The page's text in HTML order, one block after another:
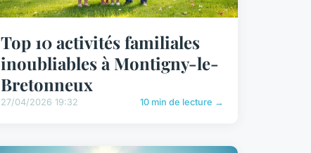
Top 10 activités familiales
inoubliables à Montigny-le-
Bretonneux
27/04/2026 19:32 10 min de lecture →